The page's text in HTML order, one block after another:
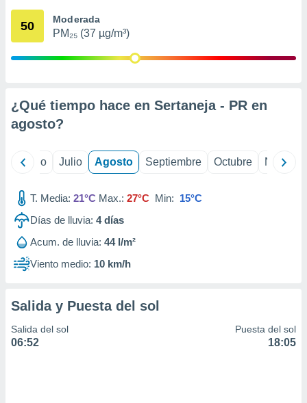
mediante
publicidad
1199
50 Moderada
PM₂₅ (37 µg/m³)
¿Qué tiempo hace en Sertaneja - PR en
agosto?
Junio Julio Agosto Septiembre Octubre
T. Media: 21°C Max.: 27°C Min: 15°C
Días de lluvia: 4días
Acum. de lluvia: 44 l/m²
Viento medio: 10 km/h
Salida y Puesta del sol
Salida del sol
06:52
Puesta del sol
18:05